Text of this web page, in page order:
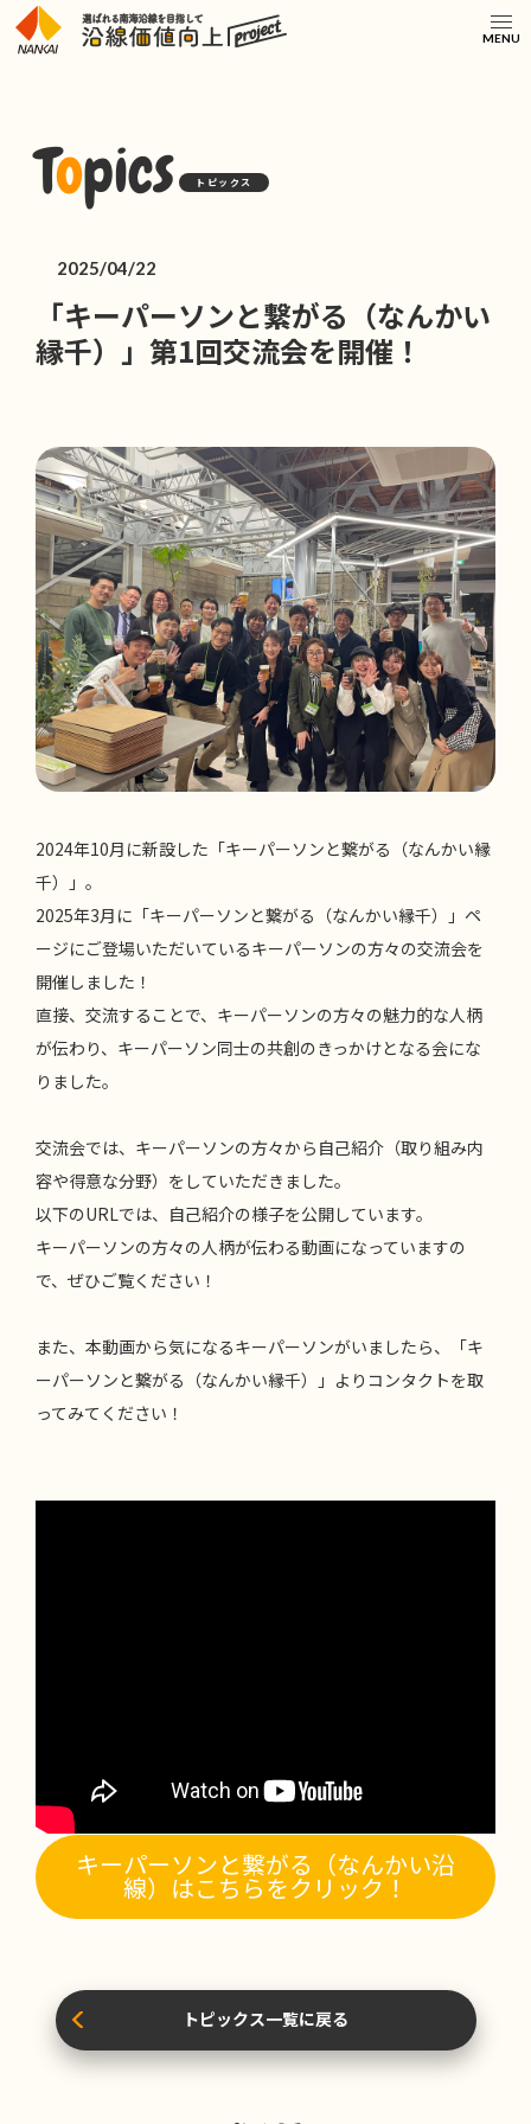
MENU
Topics トピックス
2025/04/22
「キーパーソンと繋がる（なんかい
縁千）」第1回交流会を開催！
2024年10月に新設した「キーパーソンと繋がる（なんかい縁
千）」。
2025年3月に「キーパーソンと繋がる（なんかい縁千）」ペ
ージにご登場いただいているキーパーソンの方々の交流会を
開催しました！
直接、交流することで、キーパーソンの方々の魅力的な人柄
が伝わり、キーパーソン同士の共創のきっかけとなる会にな
りました。
交流会では、キーパーソンの方々から自己紹介（取り組み内
容や得意な分野）をしていただきました。
以下のURLでは、自己紹介の様子を公開しています。
キーパーソンの方々の人柄が伝わる動画になっていますの
で、ぜひご覧ください！
また、本動画から気になるキーパーソンがいましたら、「キ
ーパーソンと繋がる（なんかい縁千）」よりコンタクトを取
ってみてください！
キーパーソンと繋がる（なんかい沿
線）はこちらをクリック！
トピックス一覧に戻る